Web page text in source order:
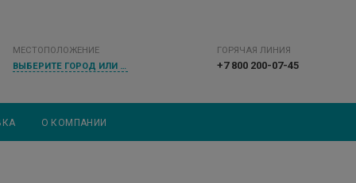
МЕСТОПОЛОЖЕНИЕ
ВЫБЕРИТЕ ГОРОД ИЛИ НАСЕЛЕННЫЙ ПУНКТ
ГОРЯЧАЯ ЛИНИЯ
+7 800 200-07-45
О КОМПАНИИ